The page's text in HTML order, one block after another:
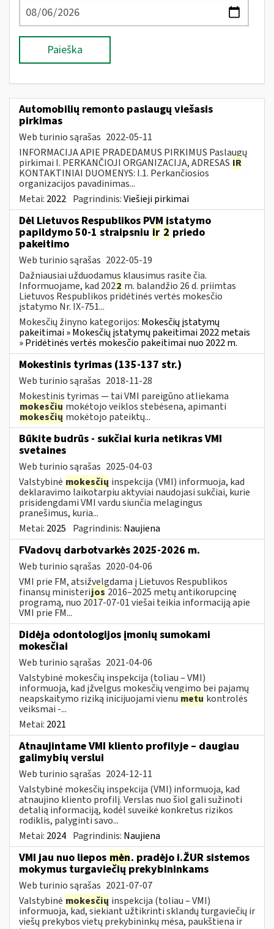
Paieška
Automobilių remonto paslaugų viešasis
pirkimas
Web turinio sąrašas 2022-05-11
INFORMACIJA APIE PRADEDAMUS PIRKIMUS Paslaugų
pirkimai I. PERKANČIOJI ORGANIZACIJA, ADRESAS IR
KONTAKTINIAI DUOMENYS: I.1. Perkančiosios
organizacijos pavadinimas...
Metai: 2022 Pagrindinis:Viešieji pirkimai
Dėl Lietuvos Respublikos PVM įstatymo
papildymo 50-1 straipsniu ir 2 priedo
pakeitimo
Web turinio sąrašas 2022-05-19
Dažniausiai užduodamus klausimus rasite čia.
Informuojame, kad 2022 m. balandžio 26 d. priimtas
Lietuvos Respublikos pridėtinės vertės mokesčio
įstatymo Nr. IX-751...
Mokesčių žinyno kategorijos: Mokesčių įstatymų
pakeitimai » Mokesčių įstatymų pakeitimai 2022 metais
» Pridėtinės vertės mokesčio pakeitimai nuo 2022 m.
Mokestinis tyrimas (135-137 str.)
Web turinio sąrašas 2018-11-28
Mokestinis tyrimas — tai VMI pareigūno atliekama
mokesčių mokėtojo veiklos stebėsena, apimanti
mokesčių mokėtojo pateiktų...
Būkite budrūs - sukčiai kuria netikras VMI
svetaines
Web turinio sąrašas 2025-04-03
Valstybinė mokesčių inspekcija (VMI) informuoja, kad
deklaravimo laikotarpiu aktyviai naudojasi sukčiai, kurie
prisidengdami VMI vardu siunčia melagingus
pranešimus, kuria...
Metai: 2025 Pagrindinis: Naujiena
FVadovų darbotvarkės 2025-2026 m.
Web turinio sąrašas 2020-04-06
VMI prie FM, atsižvelgdama į Lietuvos Respublikos
finansų ministerijos 2016–2025 metų antikorupcinę
programą, nuo 2017-07-01 viešai teikia informaciją apie
VMI prie FM...
Didėja odontologijos įmonių sumokami
mokesčiai
Web turinio sąrašas 2021-04-06
Valstybinė mokesčių inspekcija (toliau – VMI)
informuoja, kad įžvelgus mokesčių vengimo bei pajamų
neapskaitymo riziką inicijuojami vienu metu kontrolės
veiksmai -...
Metai: 2021
Atnaujintame VMI kliento profilyje – daugiau
galimybių verslui
Web turinio sąrašas 2024-12-11
Valstybinė mokesčių inspekcija (VMI) informuoja, kad
atnaujino kliento profilį. Verslas nuo šiol gali sužinoti
detalią informaciją, kodėl suveikė konkretus rizikos
rodiklis, palyginti savo...
Metai: 2024 Pagrindinis: Naujiena
VMI jau nuo liepos mėn. pradėjo i.ŽUR sistemos
mokymus turgaviečių prekybininkams
Web turinio sąrašas 2021-07-07
Valstybinė mokesčių inspekcija (toliau – VMI)
informuoja, kad, siekiant užtikrinti sklandų turgaviečių ir
viešų prekybos vietų prekybininkų mėsa, paukštiena ir